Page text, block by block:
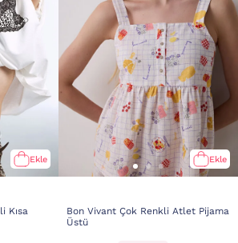
Ekle
Kısa
Ekle
Bon Vivant Çok Renkli Atlet Pijama
Üstü